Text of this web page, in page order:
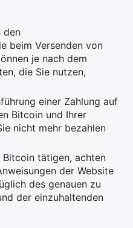
den
beim Versenden von
je nach dem
die Sie nutzen,
einer Zahlung auf
Bitcoin und Ihrer
nicht mehr bezahlen
Bitcoin tätigen, achten
der Website
des genauen zu
der einzuhaltenden